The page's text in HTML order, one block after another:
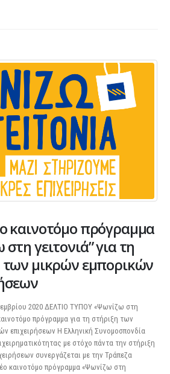
καινοτόμο πρόγραμμα
γειτονιά” για τη
των μικρών εμπορικών
2020 ΔΕΛΤΙΟ ΤΥΠΟΥ «Ψωνίζω στη
πρόγραμμα για τη στήριξη των
επιχειρήσεων Η Ελληνική Συνομοσπονδία
με στόχο πάντα την στήριξη
συνεργάζεται με την Τράπεζα
καινοτόμο πρόγραμμα «Ψωνίζω στη